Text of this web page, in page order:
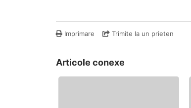
Imprimare Trimite la un prieten
Articole conexe